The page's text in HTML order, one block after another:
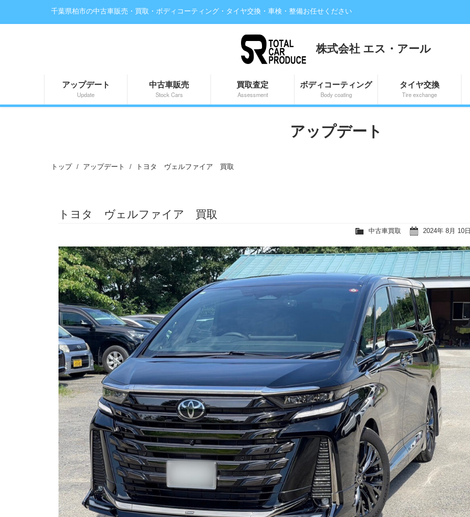
千葉県柏市の中古車販売・買取・ボディコーティング・タイヤ交換・車検・整備お任せください
株式会社 エス・アール
アップデート
Update
中古車販売
Stock Cars
買取査定
Assessment
ボディコーティング
Body coating
タイヤ交換
Tire exchange
アップデート
トップ アップデート トヨタ ヴェルファイア 買取
トヨタ ヴェルファイア 買取
2024年 8月 10日
中古車買取